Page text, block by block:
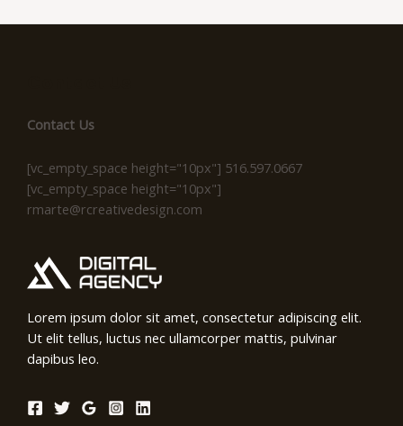
Contact Us
[vc_empty_space height="10px"] 516.597.0667
[vc_empty_space height="10px"]
rmarte@rcreativedesign.com
Lorem ipsum dolor sit amet, consectetur adipiscing elit.
Ut elit tellus, luctus nec ullamcorper mattis, pulvinar
dapibus leo.